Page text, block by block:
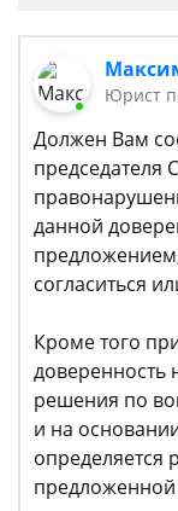
Юрист
Должен Вам
председателя
данной
согласиться
Кроме того
доверенность
решения по
и на
определяется
предложенной